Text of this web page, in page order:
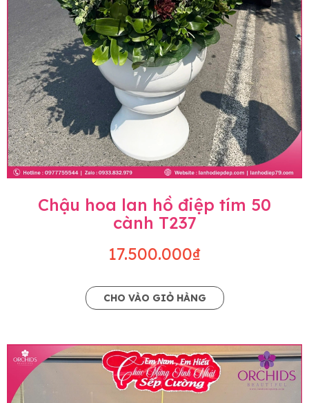
Chậu hoa lan hồ điệp tím 50
cành T237
17.500.000₫
CHO VÀO GIỎ HÀNG